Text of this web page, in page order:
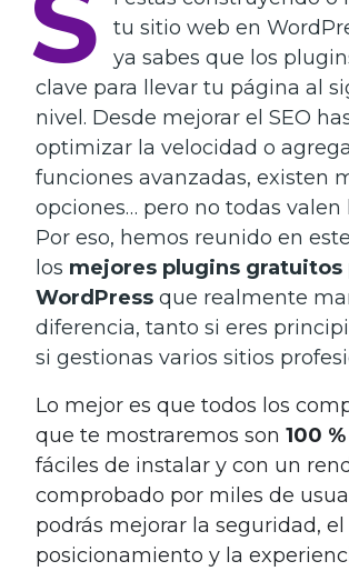
tu sitio web en
ya sabes que los
clave para llevar tu página al
nivel. Desde mejorar el SEO
optimizar la velocidad o
funciones avanzadas, existen
opciones… pero no todas valen
Por eso, hemos reunido en
los mejores plugins gratuitos
WordPress que realmente
diferencia, tanto si eres
si gestionas varios sitios
Lo mejor es que todos los
que te mostraremos son 100
fáciles de instalar y con un
comprobado por miles de
podrás mejorar la seguridad, el
posicionamiento y la